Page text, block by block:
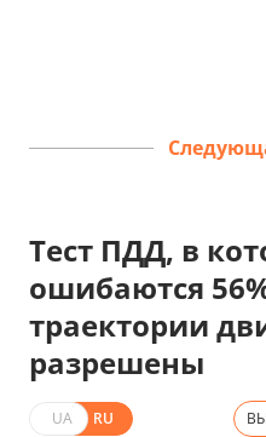
Тест ПДД, в
ошибаются
траектории
разрешены
UA RU